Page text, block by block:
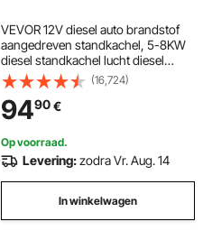
VEVOR 12V diesel auto brandstof
aangedreven standkachel, 5-8KW
diesel standkachel lucht diesel
kachel, lucht diesel kachel voor auto
camper vrachtwagen camper bus
met afstandsbediening, zwarte
LCD-schakelaar en 1 luchtuitlaat
(16,724)
9490€
Op voorraad.
Levering:zodra Vr. Aug. 14
In winkelwagen